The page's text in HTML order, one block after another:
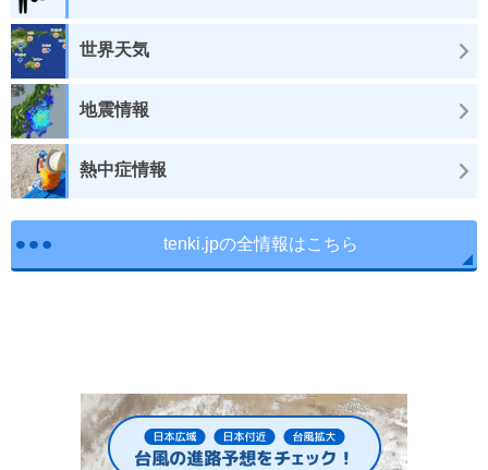
世界天気
地震情報
熱中症情報
tenki.jpの全情報はこちら